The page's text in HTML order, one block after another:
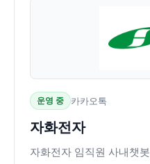
운영 중 카카오톡
자화전자
자화전자 임직원 사내챗봇